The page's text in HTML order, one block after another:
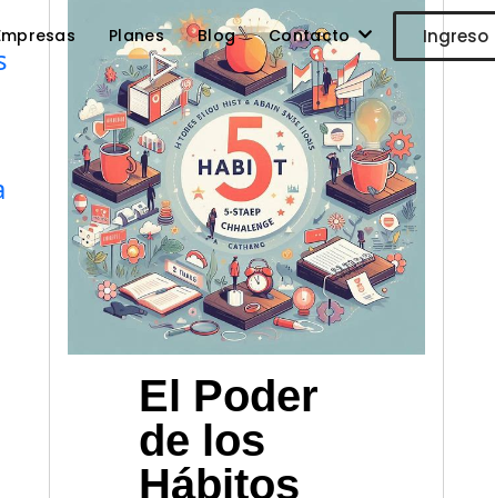
Planes Blog Contacto Ingreso
El Poder
de los
Hábitos